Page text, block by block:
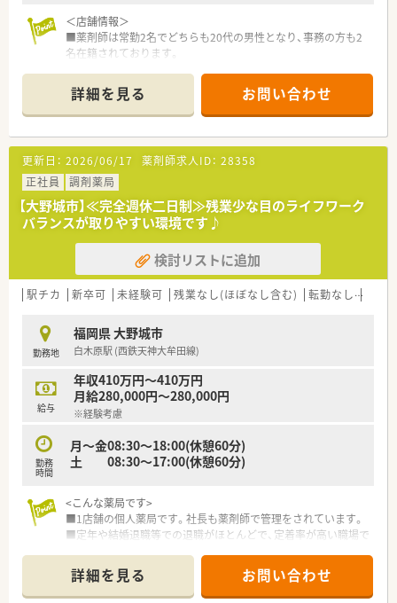
＜店舗情報＞
■薬剤師は常勤2名でどちらも20代の男性となり、事務の方も2
名在籍されております。
■ラウンダーの方も定期的にご勤務されているため、人数体制は
手厚いです。
■1日の処方枚数は、多い日で100枚程度で、平均して70～80枚
程度です。
■一人での対応は発生致しませんので、しっかりとサポートして
頂けます。
■外来業務がメインとなります。
＜法人特徴＞
■福岡県内で5店舗展開されております。
■代表も薬剤師のため、現場のことをよく理解されております。
■ラウンダー薬剤師の方も在籍されているため、急なお休みの取
得も可能です。
■パートの方は、週20時間台で社会保険への加入が相談可能で
■かかりつけは個人の自主性に任しております。
■各店舗残業はほとんど発生しないため、労務管理は徹底されて
おります。
■eラーニングは会社負担で受講できます。
■平均年齢は30代と、活気のある職場でございます。
■非常に定着率はよく、70代の方も薬剤師として活躍されてお
ります。
■ホークスの年間指定席を会社で購入されており、いつでも野球
観戦ができます。
■昇給は年1回行っており、昇給幅は1％～2％となります。
す。
詳細を見る お問い合わせ
更新日： 2026/06/17 薬剤師求人ID： 28358
正社員
調剤薬局
【大野城市】≪完全週休二日制≫残業少な目のライフワーク
バランスが取りやすい環境です♪
検討リストに追加
駅チカ 新卒可 未経験可 残業なし(ほぼなし含む) 転勤なし
勤務地
福岡県 大野城市
白木原駅 (西鉄天神大牟田線)
給与
年収410万円～410万円
月給280,000円～280,000円
※経験考慮
勤務
時間
月～金08:30～18:00(休憩60分)
土 08:30～17:00(休憩60分)
<こんな薬局です>
■1店舗の個人薬局です。社長も薬剤師で管理をされています。
■定年や結婚退職等での退職がほとんどで、定着率が高い職場で
■薬局周辺にはドラッグストアやコンビニ、ファミレス、銀行な
ど周辺環境が充実しています。
■季節に合わせた飾りや花などがある綺麗な薬局です。
詳細を見る お問い合わせ